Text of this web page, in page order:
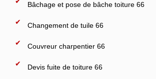
Bâchage et pose de bâche toiture 66
Changement de tuile 66
Couvreur charpentier 66
Devis fuite de toiture 66